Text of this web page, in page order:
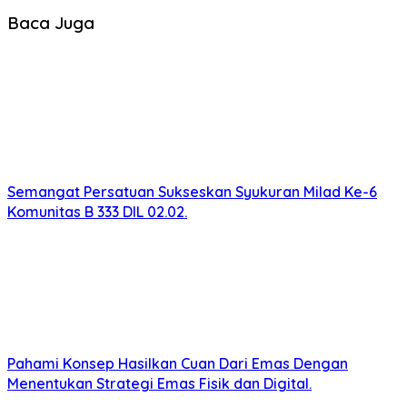
Baca Juga
Semangat Persatuan Sukseskan Syukuran Milad Ke-6
Komunitas B 333 DIL 02.02.
Pahami Konsep Hasilkan Cuan Dari Emas Dengan
Menentukan Strategi Emas Fisik dan Digital.